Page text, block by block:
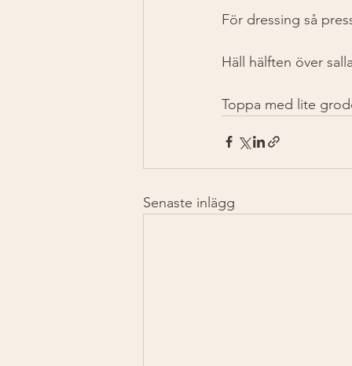
För dressing så
Häll hälften över
Toppa med lite
Senaste inlägg